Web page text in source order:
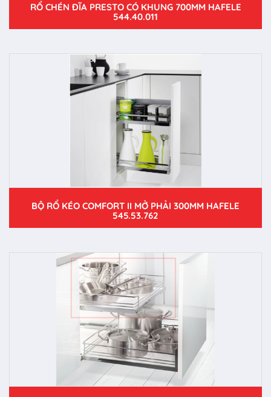
RỔ CHÉN ĐĨA PRESTO CÓ KHUNG 700MM HAFELE
544.40.011
BỘ RỔ KÉO COMFORT II MỞ PHẢI 300MM HAFELE
545.53.762